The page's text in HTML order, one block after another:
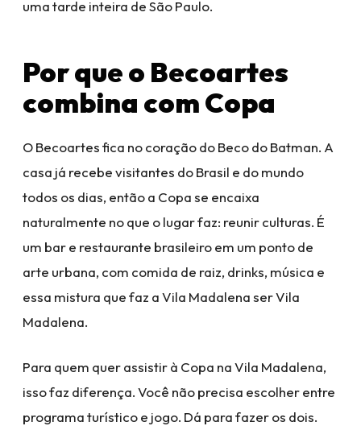
uma tarde inteira de São Paulo.
Por que o Becoartes
combina com Copa
O Becoartes fica no coração do Beco do Batman. A
casa já recebe visitantes do Brasil e do mundo
todos os dias, então a Copa se encaixa
naturalmente no que o lugar faz: reunir culturas. É
um bar e restaurante brasileiro em um ponto de
arte urbana, com comida de raiz, drinks, música e
essa mistura que faz a Vila Madalena ser Vila
Madalena.
Para quem quer assistir à Copa na Vila Madalena,
isso faz diferença. Você não precisa escolher entre
programa turístico e jogo. Dá para fazer os dois.